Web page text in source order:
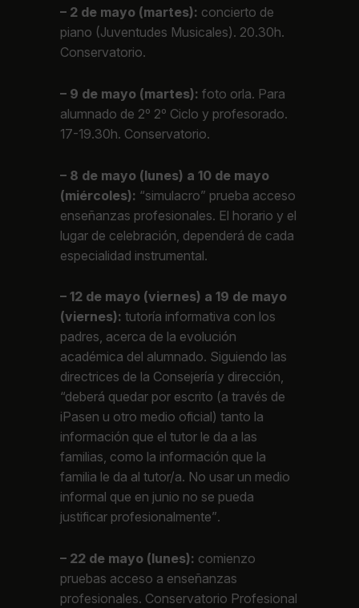
– 2 de mayo (martes): concierto de
piano (Juventudes Musicales). 20.30h.
Conservatorio.
– 9 de mayo (martes): foto orla. Para
alumnado de 2º 2º Ciclo y profesorado.
17-19.30h. Conservatorio.
– 8 de mayo (lunes) a 10 de mayo
(miércoles): “simulacro” prueba acceso
enseñanzas profesionales. El horario y el
lugar de celebración, dependerá de cada
especialidad instrumental.
– 12 de mayo (viernes) a 19 de mayo
(viernes): tutoría informativa con los
padres, acerca de la evolución
académica del alumnado. Siguiendo las
directrices de la Consejería y dirección,
“deberá quedar por escrito (a través de
iPasen u otro medio oficial) tanto la
información que el tutor le da a las
familias, como la información que la
familia le da al tutor/a. No usar un medio
informal que en junio no se pueda
justificar profesionalmente”.
– 22 de mayo (lunes): comienzo
pruebas acceso a enseñanzas
profesionales. Conservatorio Profesional